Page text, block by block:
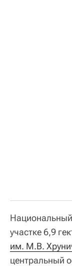
Национальный
участке 6,9
им. М.В.
центральный